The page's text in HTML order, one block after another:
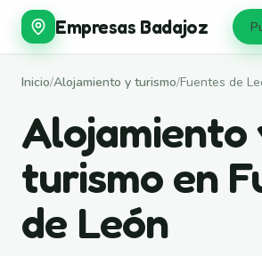
Empresas Badajoz
Inicio/Alojamiento y turismo/Fuentes de
Alojamiento
turismo en
de León